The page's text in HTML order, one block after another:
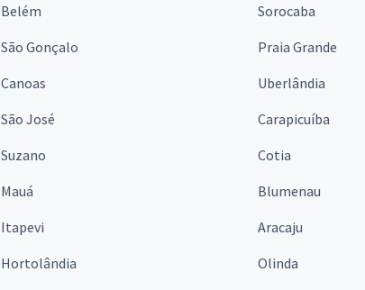
Belém
Sorocaba
São Gonçalo
Praia Grande
Canoas
Uberlândia
São José
Carapicuíba
Suzano
Cotia
Mauá
Blumenau
Itapevi
Aracaju
Hortolândia Olinda